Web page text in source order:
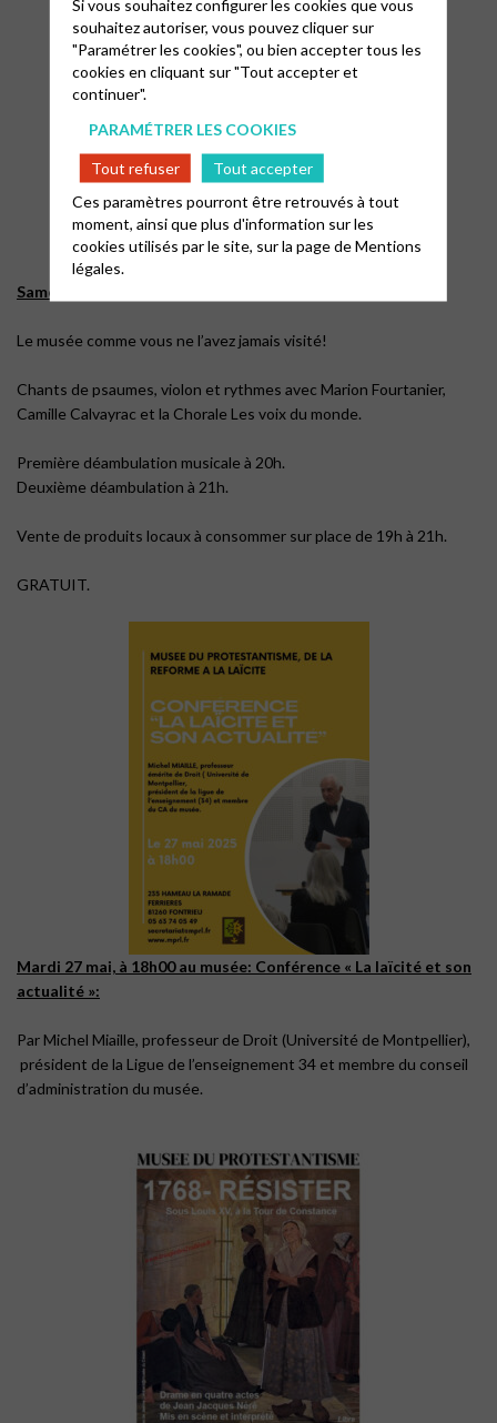
Samedi 17 mai 2025, Nuit des musées:
Le musée comme vous ne l’avez jamais visité!
Chants de psaumes, violon et rythmes avec Marion Fourtanier,
Camille Calvayrac et la Chorale Les voix du monde.
Première déambulation musicale à 20h.
Deuxième déambulation à 21h.
Vente de produits locaux à consommer sur place de 19h à 21h.
GRATUIT.
Mardi 27 mai, à 18h00 au musée: Conférence « La laïcité et son
actualité »:
Par Michel Miaille, professeur de Droit (Université de Montpellier),
président de la Ligue de l’enseignement 34 et membre du conseil
d’administration du musée.
Si vous souhaitez configurer les cookies que vous
souhaitez autoriser, vous pouvez cliquer sur
"Paramétrer les cookies", ou bien accepter tous les
cookies en cliquant sur "Tout accepter et
continuer".
PARAMÉTRER LES COOKIES
Tout refuser
Tout accepter
Ces paramètres pourront être retrouvés à tout
moment, ainsi que plus d'information sur les
cookies utilisés par le site, sur la page deMentions
légales.